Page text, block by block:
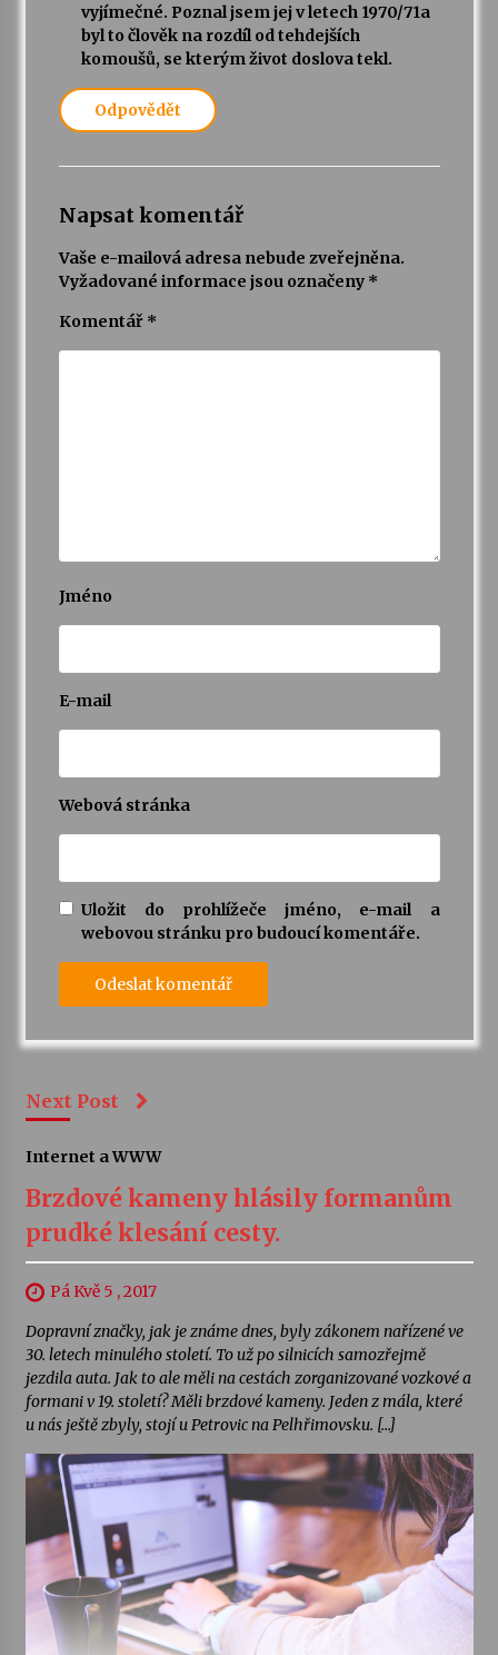
vyjímečné. Poznal jsem jej v letech 1970/71a
byl to člověk na rozdíl od tehdejších
komoušů, se kterým život doslova tekl.
Odpovědět
Napsat komentář
Vaše e-mailová adresa nebude zveřejněna.
Vyžadované informace jsou označeny *
Komentář *
Jméno
E-mail
Webová stránka
Uložit do prohlížeče jméno, e-mail a
webovou stránku pro budoucí komentáře.
Next Post
Internet a WWW
Brzdové kameny hlásily formanům
prudké klesání cesty.
Pá Kvě 5 , 2017
Dopravní značky, jak je známe dnes, byly zákonem nařízené ve
30. letech minulého století. To už po silnicích samozřejmě
jezdila auta. Jak to ale měli na cestách zorganizované vozkové a
formani v 19. století? Měli brzdové kameny. Jeden z mála, které
u nás ještě zbyly, stojí u Petrovic na Pelhřimovsku. […]